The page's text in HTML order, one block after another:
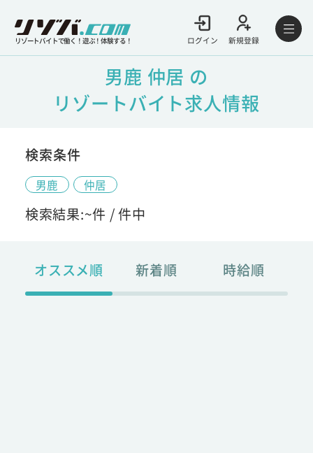
リゾートバイトで働く！遊ぶ！体験する！ ログイン 新規登録
男鹿 仲居 の
リゾートバイト求人情報
検索条件
男鹿 仲居
検索結果:~件 /件中
オススメ順 新着順 時給順